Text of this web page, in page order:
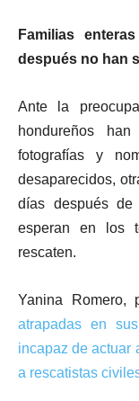
Familias
después no han
Ante la
hondureños
fotografías y
desaparecidos,
días después
esperan en los
rescaten.
Yanina Romero,
atrapadas en
incapaz de actuar
a rescatistas